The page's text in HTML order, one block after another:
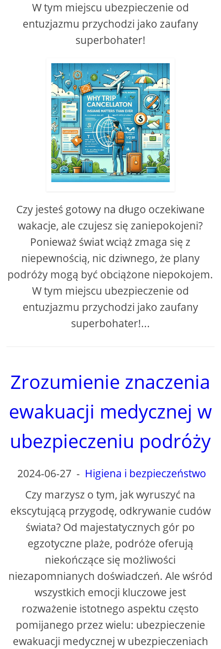
W tym miejscu ubezpieczenie od
entuzjazmu przychodzi jako zaufany
superbohater!
Czy jesteś gotowy na długo oczekiwane
wakacje, ale czujesz się zaniepokojeni?
Ponieważ świat wciąż zmaga się z
niepewnością, nic dziwnego, że plany
podróży mogą być obciążone niepokojem.
W tym miejscu ubezpieczenie od
entuzjazmu przychodzi jako zaufany
superbohater!...
Zrozumienie znaczenia
ewakuacji medycznej w
ubezpieczeniu podróży
2024-06-27 - Higiena i bezpieczeństwo
Czy marzysz o tym, jak wyruszyć na
ekscytującą przygodę, odkrywanie cudów
świata? Od majestatycznych gór po
egzotyczne plaże, podróże oferują
niekończące się możliwości
niezapomnianych doświadczeń. Ale wśród
wszystkich emocji kluczowe jest
rozważenie istotnego aspektu często
pomijanego przez wielu: ubezpieczenie
ewakuacji medycznej w ubezpieczeniach